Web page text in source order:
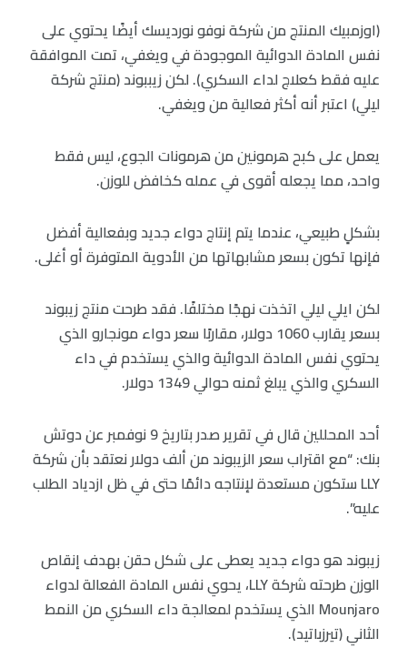
(اوزمبيك المنتج من شركة نوفو نورديسك أيضًا يحتوي على
نفس المادة الدوائية الموجودة في ويغفي، تمت الموافقة
عليه فقط كعلاج لداء السكري). لكن زيببوند (منتج شركة
ليلي) اعتبر أنه أكثر فعالية من ويغفي.
يعمل على كبح هرمونين من هرمونات الجوع، ليس فقط
واحد، مما يجعله أقوى في عمله كخافض للوزن.
بشكلٍ طبيعي، عندما يتم إنتاج دواء جديد وبفعالية أفضل
فإنها تكون بسعر مشابهاتها من الأدوية المتوفرة أو أغلى.
لكن ايلي ليلي اتخذت نهجًا مختلفًا. فقد طرحت منتج زيبوند
بسعر يقارب 1060 دولار، مقاربًا سعر دواء مونجارو الذي
يحتوي نفس المادة الدوائية والذي يستخدم في داء
السكري والذي يبلغ ثمنه حوالي 1349 دولار.
أحد المحللين قال في تقرير صدر بتاريخ 9 نوفمبر عن دوتش
بنك: “مع اقتراب سعر الزيبوند من ألف دولار نعتقد بأن شركة
LLY ستكون مستعدة لإنتاجه دائمًا حتى في ظل ازدياد الطلب
عليه”.
زيبوند هو دواء جديد يعطى على شكل حقن بهدف إنقاص
الوزن طرحته شركة LLY، يحوي نفس المادة الفعالة لدواء
Mounjaro الذي يستخدم لمعالجة داء السكري من النمط
الثاني (تيرزباتيد).